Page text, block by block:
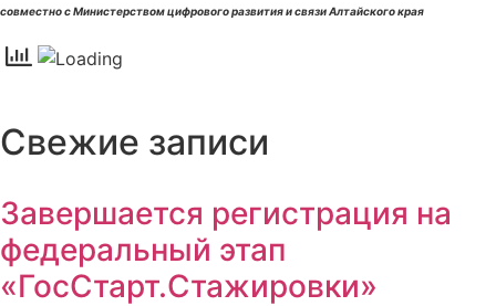
совместнос Министерством цифрового развития и связи Алтайского края
Свежие записи
Завершается регистрация на
федеральный этап
«ГосСтарт.Стажировки»